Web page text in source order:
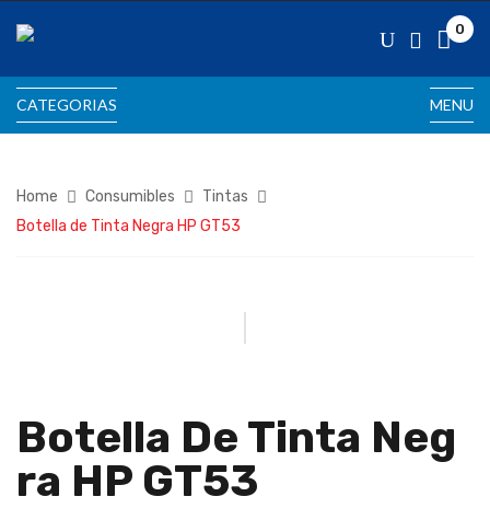
0
CATEGORIAS MENU
Home Consumibles
Tintas
Botella de Tinta Negra HP GT53
Botella De Tinta Neg
Ra HP GT53